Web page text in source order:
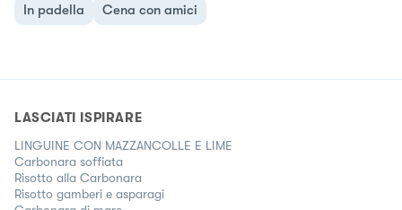
In padella Cena con amici
LASCIATI ISPIRARE
LINGUINE CON MAZZANCOLLE E LIME
Carbonara soffiata
Risotto alla Carbonara
Risotto gamberi e asparagi